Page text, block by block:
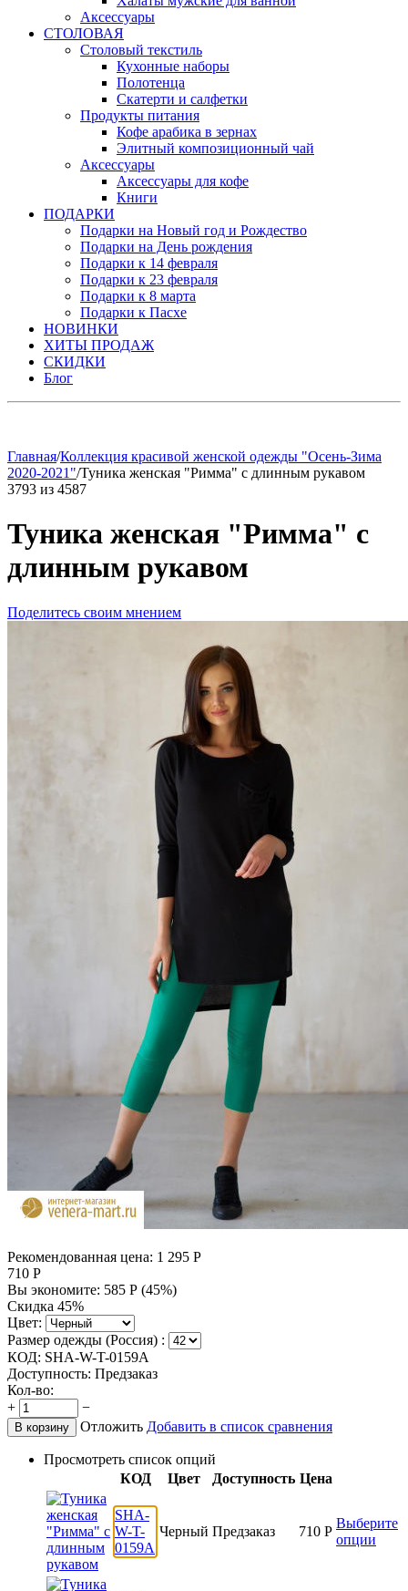
Аксессуары
СТОЛОВАЯ
Столовый текстиль
Кухонные наборы
Полотенца
Скатерти и салфетки
Продукты питания
Кофе арабика в зернах
Элитный композиционный чай
Аксессуары
Аксессуары для кофе
Книги
ПОДАРКИ
Подарки на Новый год и Рождество
Подарки на День рождения
Подарки к 14 февраля
Подарки к 23 февраля
Подарки к 8 марта
Подарки к Пасхе
НОВИНКИ
ХИТЫ ПРОДАЖ
СКИДКИ
Блог
Главная/Коллекция красивой женской одежды "Осень-Зима
2020-2021"/Туника женская "Римма" с длинным рукавом
3793 из 4587
Туника женская "Римма" с
длинным рукавом
Поделитесь своим мнением
Рекомендованная цена: 1 295 Р
710 Р
Вы экономите: 585 Р (45%)
Скидка 45%
Цвет:
Размер одежды (Россия) :
КОД: SHA-W-T-0159A
Доступность: Предзаказ
Кол-во:
+
−
В корзину Отложить Добавить в список сравнения
Просмотреть список опций
КОД
Цвет Доступность Цена
SHA-
W-T-
0159A
Черный Предзаказ 710 Р
Выберите
опции